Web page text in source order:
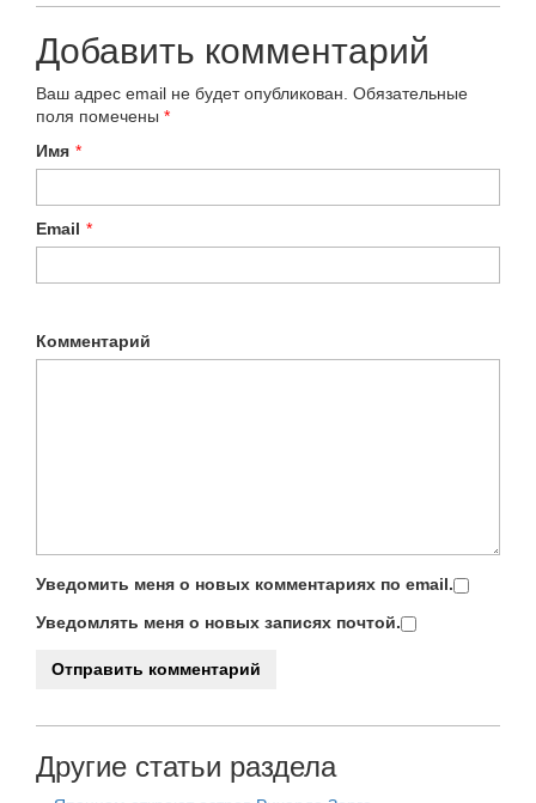
Добавить комментарий
Ваш адрес email не будет опубликован. Обязательные
поля помечены *
Имя *
Email *
Комментарий
Уведомить меня о новых комментариях по email.
Уведомлять меня о новых записях почтой.
Другие статьи раздела